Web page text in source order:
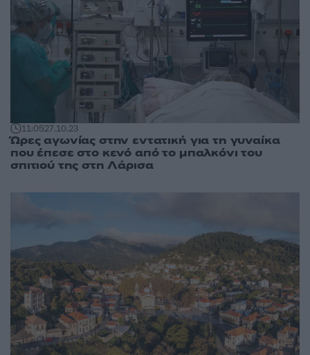
11:0527.10.23
Ώρες αγωνίας στην εντατική για τη γυναίκα
που έπεσε στο κενό από το μπαλκόνι του
σπιτιού της στη Λάρισα